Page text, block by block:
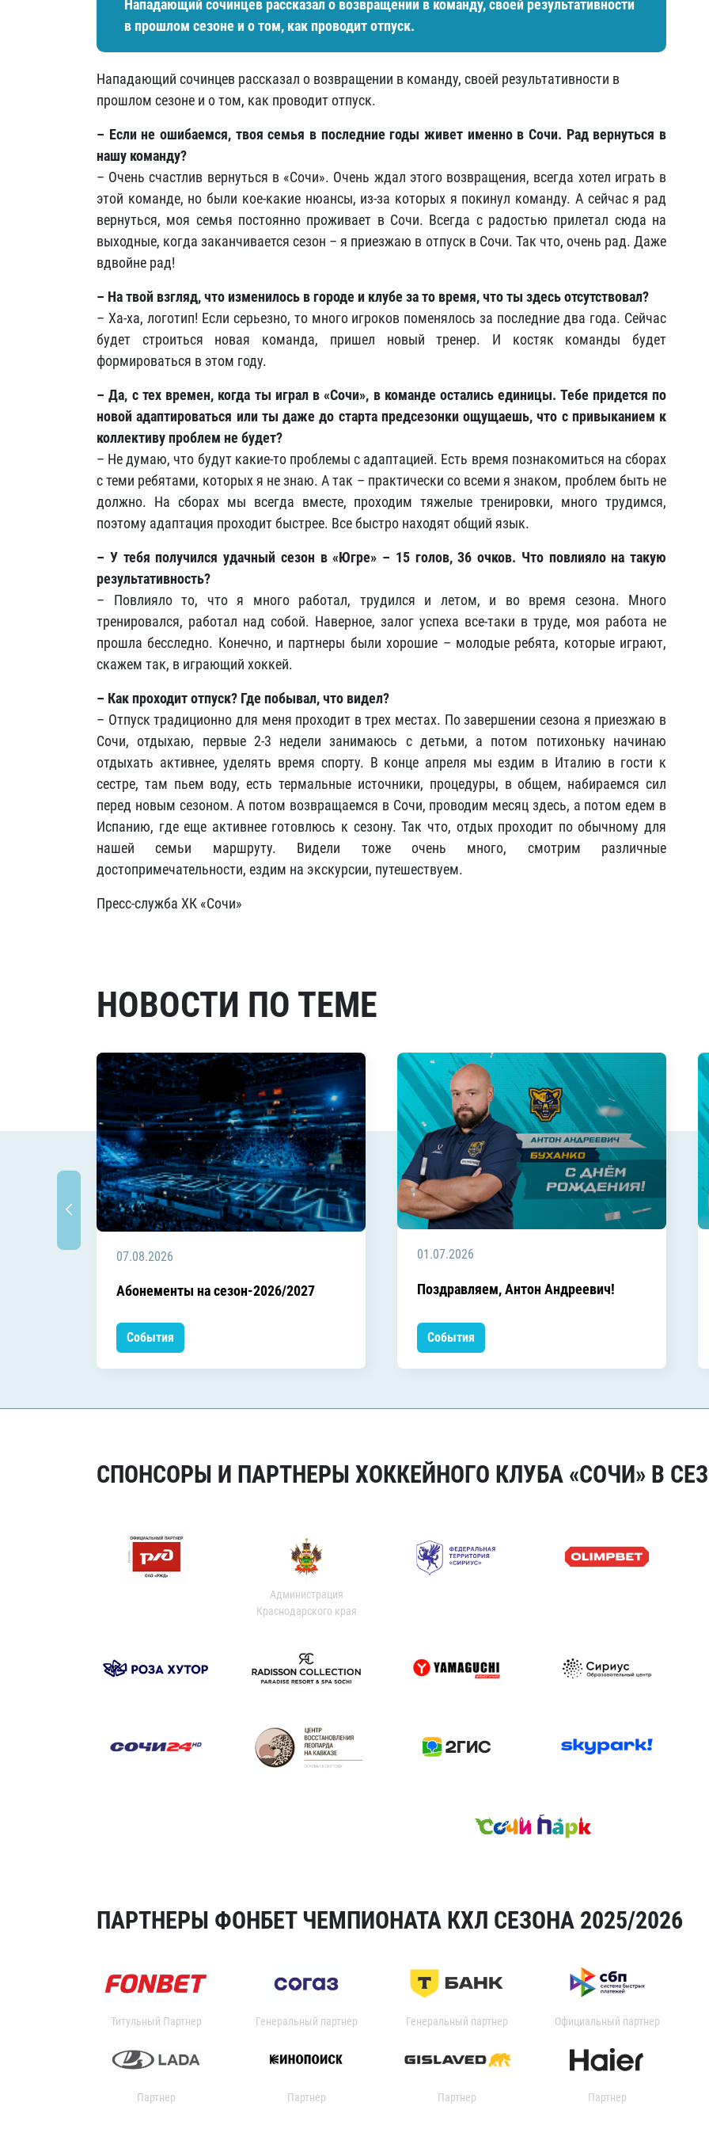
Нападающий сочинцев рассказал о возвращении в команду, своей результативности
в прошлом сезоне и о том, как проводит отпуск.
Нападающий сочинцев рассказал о возвращении в команду, своей результативности в
прошлом сезоне и о том, как проводит отпуск.
– Если не ошибаемся, твоя семья в последние годы живет именно в Сочи. Рад вернуться в
нашу команду?
– Очень счастлив вернуться в «Сочи». Очень ждал этого возвращения, всегда хотел играть в
этой команде, но были кое-какие нюансы, из-за которых я покинул команду. А сейчас я рад
вернуться, моя семья постоянно проживает в Сочи. Всегда с радостью прилетал сюда на
выходные, когда заканчивается сезон – я приезжаю в отпуск в Сочи. Так что, очень рад. Даже
вдвойне рад!
– На твой взгляд, что изменилось в городе и клубе за то время, что ты здесь отсутствовал?
– Ха-ха, логотип! Если серьезно, то много игроков поменялось за последние два года. Сейчас
будет строиться новая команда, пришел новый тренер. И костяк команды будет
формироваться в этом году.
– Да, с тех времен, когда ты играл в «Сочи», в команде остались единицы. Тебе придется по
новой адаптироваться или ты даже до старта предсезонки ощущаешь, что с привыканием к
коллективу проблем не будет?
– Не думаю, что будут какие-то проблемы с адаптацией. Есть время познакомиться на сборах
с теми ребятами, которых я не знаю. А так – практически со всеми я знаком, проблем быть не
должно. На сборах мы всегда вместе, проходим тяжелые тренировки, много трудимся,
поэтому адаптация проходит быстрее. Все быстро находят общий язык.
– У тебя получился удачный сезон в «Югре» – 15 голов, 36 очков. Что повлияло на такую
результативность?
– Повлияло то, что я много работал, трудился и летом, и во время сезона. Много
тренировался, работал над собой. Наверное, залог успеха все-таки в труде, моя работа не
прошла бесследно. Конечно, и партнеры были хорошие – молодые ребята, которые играют,
скажем так, в играющий хоккей.
– Как проходит отпуск? Где побывал, что видел?
– Отпуск традиционно для меня проходит в трех местах. По завершении сезона я приезжаю в
Сочи, отдыхаю, первые 2-3 недели занимаюсь с детьми, а потом потихоньку начинаю
отдыхать активнее, уделять время спорту. В конце апреля мы ездим в Италию в гости к
сестре, там пьем воду, есть термальные источники, процедуры, в общем, набираемся сил
перед новым сезоном. А потом возвращаемся в Сочи, проводим месяц здесь, а потом едем в
Испанию, где еще активнее готовлюсь к сезону. Так что, отдых проходит по обычному для
нашей семьи маршруту. Видели тоже очень много, смотрим различные
достопримечательности, ездим на экскурсии, путешествуем.
Пресс-служба ХК «Сочи»
НОВОСТИ ПО ТЕМЕ
07.08.2026
Абонементы на сезон-2026/2027
События
01.07.2026
Поздравляем, Антон Андреевич!
События
СПОНСОРЫ И ПАРТНЕРЫ ХОККЕЙНОГО КЛУБА «СОЧИ» В
Администрация
Краснодарского края
ПАРТНЕРЫ ФОНБЕТ ЧЕМПИОНАТА КХЛ СЕЗОНА 2025/2026
Титульный Партнер Генеральный партнер Генеральный партнер Официальный партнер
Партнер Партнер Партнер Партнер